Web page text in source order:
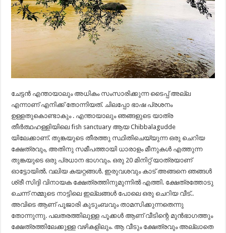
ചേട്ടൻ എന്തായാലും അധികം സംസാരിക്കുന്ന ടൈപ്പ് അല്ല
എന്നാണ് എനിക്ക് തോന്നിയത്. ചിലപ്പോ ഭാഷ പ്രശനം
ഉള്ളതുകൊണ്ടാകും . എന്തായാലും ഞങ്ങളുടെ യാത്ര
തീർത്ഥഹള്ളിയിലെ fish sanctuary ആയ Chibbalagudde
യിലേക്കാണ്. തുങ്കയുടെ തീരത്തു സ്ഥിതിചെയ്യുന്ന ഒരു ചെറിയ
ക്ഷേത്രവും, അതിനു സമീപത്തായി ധാരാളം മീനുകൾ എത്തുന്ന
തുങ്കയുടെ ഒരു പ്രധാന ഭാഗവും. ഒരു 20 മിനിറ്റ് യാത്രയാണ്
ഓട്ടോയിൽ. വലിയ കയറ്റങ്ങൾ. ഇരുവശവും കാട് അങ്ങനെ ഞങ്ങൾ
ശ്രീ സിദ്ദി വിനായക ക്ഷേത്രത്തിനുമുന്നിൽ എത്തി. ക്ഷേത്രത്തോടു
ചെന്ന് നമ്മുടെ നാട്ടിലെ ഇല്ലങ്ങൾ പോലെ ഒരു ചെറിയ വീട്..
അവിടെ ആണ് പൂജാരി കുടുംബവും താമസിക്കുന്നതെന്നു
തോന്നുന്നു. പലതരത്തിലുള്ള പൂക്കൾ ആണ് വീടിന്റെ മുൻഭാഗത്തും
ക്ഷേത്രത്തിലേക്കുള്ള വഴികളിലും. ആ വീടും ക്ഷേത്രവും അല്ലാതെ